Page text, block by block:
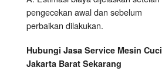
pengecekan awal dan sebelum
perbaikan dilakukan.
Hubungi Jasa Service Mesin Cuci
Jakarta Barat Sekarang